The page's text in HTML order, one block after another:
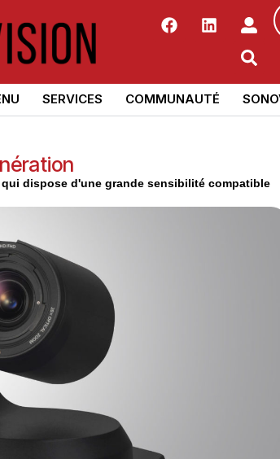
SERVICES COMMUNAUTÉ
qui dispose d'une grande sensibilité compatible